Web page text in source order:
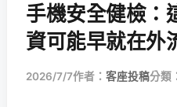
手機安全健檢：
資可能早就在外
2026/7/7作者： 客座投稿分類